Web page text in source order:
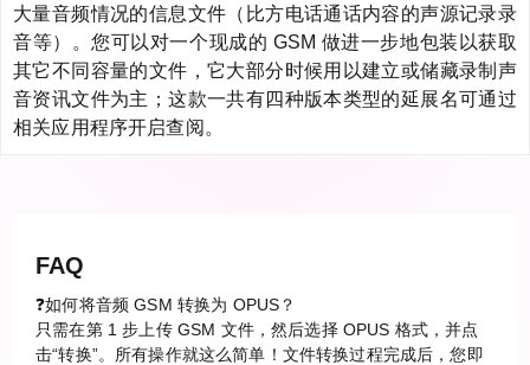
大量音频情况的信息文件（比方电话通话内容的声源记录录
音等）。您可以对一个现成的 GSM 做进一步地包装以获取
其它不同容量的文件，它大部分时候用以建立或储藏录制声
音资讯文件为主；这款一共有四种版本类型的延展名可通过
相关应用程序开启查阅。
FAQ
❓如何将音频 GSM 转换为 OPUS？
只需在第 1 步上传 GSM 文件，然后选择 OPUS 格式，并点
击“转换”。所有操作就这么简单！文件转换过程完成后，您即